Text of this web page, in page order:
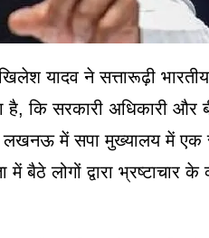
यादव ने सत्तारूढ़ी
कि सरकारी अधिकारी और
लखनऊ में सपा मुख्यालय में
लोगों द्वारा भ्रष्टाचार के